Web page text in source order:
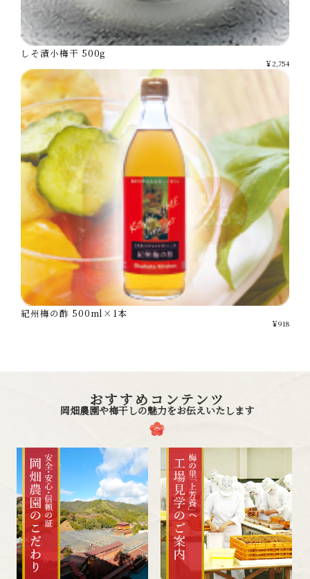
しそ漬小梅干 500g
￥2,754
紀州梅の酢 500ml×1本
￥918
おすすめコンテンツ
岡畑農園や梅干しの魅力をお伝えいたします